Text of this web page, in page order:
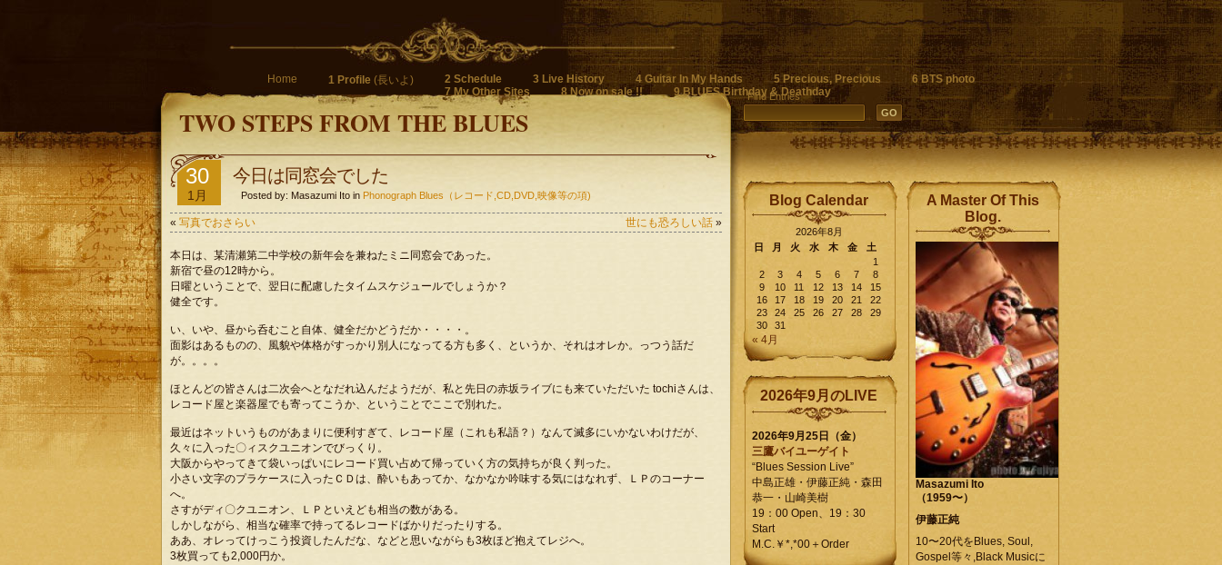
Home 1 Profile (長いよ) 2 Schedule 3 Live History 4 Guitar In My Hands 5 Precious, Precious
6 BTS photo
7 My Other Sites
8 Now on sale !! 9 BLUES Birthday & Deathday
TWO STEPS FROM THE BLUES
Find Entries
30
1月
今日は同窓会でした
Posted by: Masazumi Ito in Phonograph Blues（レコード,CD,DVD,映像等の項)
« 写真でおさらい 世にも恐ろしい話 »
本日は、某清瀬第二中学校の新年会を兼ねたミニ同窓会であった。
新宿で昼の12時から。
日曜ということで、翌日に配慮したタイムスケジュールでしょうか？
健全です。
い、いや、昼から呑むこと自体、健全だかどうだか・・・・。
面影はあるものの、風貌や体格がすっかり別人になってる方も多く、というか、それはオレか。っつう話だ
が。。。。
ほとんどの皆さんは二次会へとなだれ込んだようだが、私と先日の赤坂ライブにも来ていただいた tochiさんは、
レコード屋と楽器屋でも寄ってこうか、ということでここで別れた。
最近はネットいうものがあまりに便利すぎて、レコード屋（これも私語？）なんて滅多にいかないわけだが、
久々に入った〇ィスクユニオンでびっくり。
大阪からやってきて袋いっぱいにレコード買い占めて帰っていく方の気持ちが良く判った。
小さい文字のプラケースに入ったＣＤは、酔いもあってか、なかなか吟味する気にはなれず、ＬＰのコーナー
へ。
さすがディ〇クユニオン、ＬＰといえども相当の数がある。
しかしながら、相当な確率で持ってるレコードばかりだったりする。
ああ、オレってけっこう投資したんだな、などと思いながらも3枚ほど抱えてレジへ。
3枚買っても2,000円か。
Blog Calendar
2026年8月
日
月 火 水 木 金
土
1
2
3 4 5 6 7
8
9
10 11 12 13 14
15
16
17 18 19 20 21
22
23
24 25 26 27 28
29
30
31
« 4月
2026年9月のLIVE
2026年9月25日（金）
三鷹バイユーゲイト
“Blues Session Live”
中島正雄・伊藤正純・森田
恭一・山崎美樹
19：00 Open、19：30
Start
M.C.￥*,*00＋Order
A Master Of This
Blog.
Masazumi Ito
（1959〜）
伊藤正純
10〜20代をBlues, Soul,
Gospel等々,Black Musicに